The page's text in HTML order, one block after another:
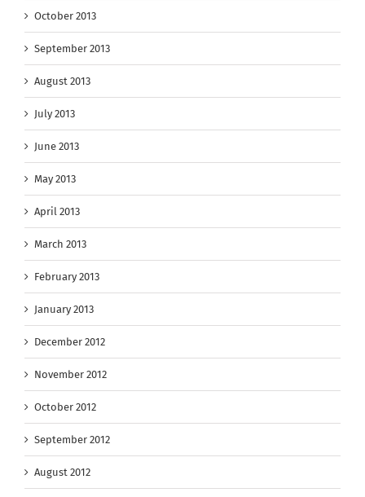
October 2013
September 2013
August 2013
July 2013
June 2013
May 2013
April 2013
March 2013
February 2013
January 2013
December 2012
November 2012
October 2012
September 2012
August 2012